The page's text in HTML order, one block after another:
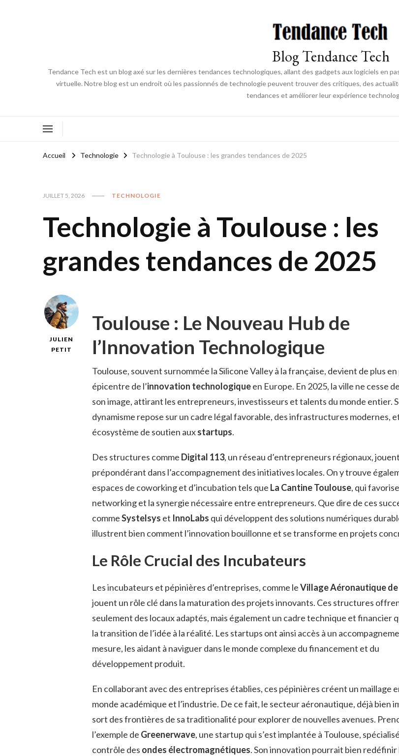
Blog Tendance Tech
Tendance Tech est un blog axé sur les dernières tendances technologiques, allant des gadgets aux logiciels en
virtuelle. Notre blog est un endroit où les passionnés de technologie peuvent trouver des critiques, des
tendances et améliorer leur expérience
Accueil Technologie Technologie à Toulouse : les grandes tendances de 2025
JUILLET 5, 2026 TECHNOLOGIE
Technologie à Toulouse : les
grandes tendances de 2025
JULIEN
PETIT
Toulouse : Le Nouveau Hub de
l’Innovation Technologique
Toulouse, souvent surnommée la Silicone Valley à la française, devient de plus en
épicentre de l’innovation technologiqueen Europe. En 2025, la ville ne cesse
son image, attirant les entrepreneurs, investisseurs et talents du monde entier.
dynamisme repose sur un cadre légal favorable, des infrastructures modernes,
écosystème de soutien auxstartups.
Des structures comme Digital 113, un réseau d’entrepreneurs régionaux,
prépondérant dans l’accompagnement des initiatives locales. On y trouve
espaces de coworking et d’incubation tels que La Cantine Toulouse, qui
networking et la synergie nécessaire entre entrepreneurs. Que dire de ces
commeSystelsys et InnoLabs qui développent des solutions numériques
illustrent bien comment l’innovation bouillonne et se transforme en projets
Le Rôle Crucial des Incubateurs
Les incubateurs et pépinières d’entreprises, comme leVillage Aéronautique
jouent un rôle clé dans la maturation des projets innovants. Ces structures
seulement des locaux adaptés, mais également un cadre technique et financier
la transition de l’idée à la réalité. Les startups ont ainsi accès à un
mesure, les aidant à naviguer dans le monde complexe du financement et du
développement produit.
En collaborant avec des entreprises établies, ces pépinières créent un maillage
monde académique et l’industrie. De ce fait, le secteur aéronautique, déjà bien
sort des frontières de sa traditionalité pour explorer de nouvelles avenues.
l’exemple de Greenerwave, une startup qui s’est implantée à Toulouse,
contrôle des ondes électromagnétiques. Son innovation pourrait bien redéfinir